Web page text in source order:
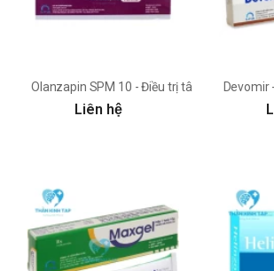
Olanzapin SPM 10 - Điều trị tâm thần phân
Liên hệ
Devomir